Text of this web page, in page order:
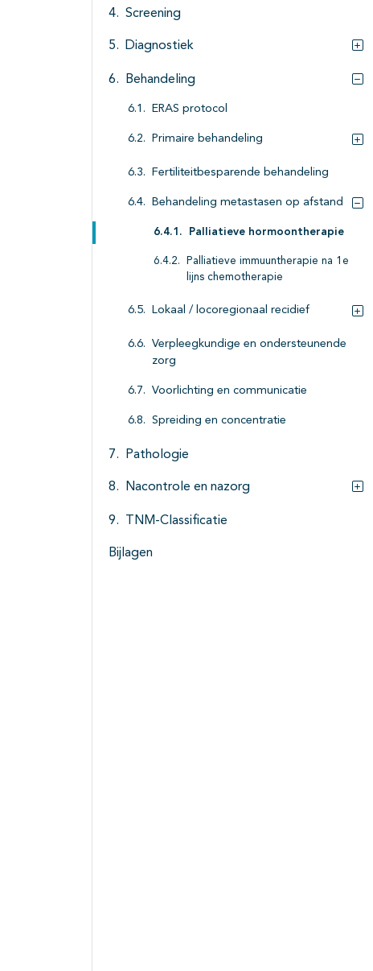
Screening
Diagnostiek
Behandeling
ERAS protocol
Primaire behandeling
Fertiliteitbesparende behandeling
Behandeling metastasen op afstand
Palliatieve hormoontherapie
Palliatieve immuuntherapie na 1e
lijns chemotherapie
Lokaal / locoregionaal recidief
Verpleegkundige en ondersteunende
zorg
Voorlichting en communicatie
Spreiding en concentratie
Pathologie
Nacontrole en nazorg
TNM-Classificatie
Bijlagen